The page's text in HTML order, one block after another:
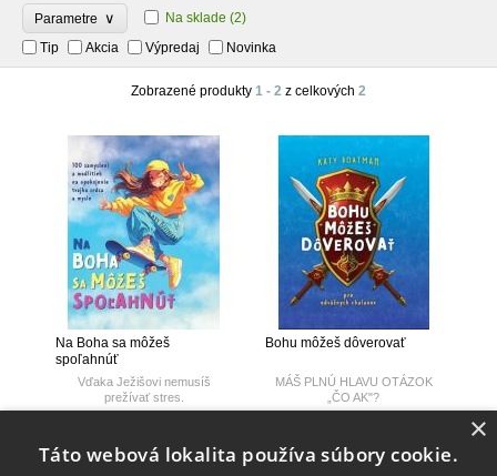
Parametre ∨ Na sklade (2)
Tip
Akcia Výpredaj Novinka
Zobrazené produkty 1 - 2 z celkových 2
Na Boha sa môžeš
spoľahnúť
Vďaka Ježišovi nemusíš
prežívať stres.
Skladom
19,90 €
Bohu môžeš dôverovať
MÁŠ PLNÚ HLAVU OTÁZOK
„ČO AK"?
Skladom
19,90 €
×
Táto webová lokalita používa súbory cookie.